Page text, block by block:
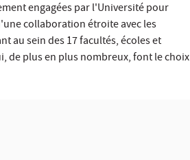
engagées par l'Université pour
collaboration étroite avec les
au sein des 17 facultés, écoles et
de plus en plus nombreux, font le choix